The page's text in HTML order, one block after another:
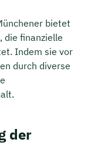
bietet
, die finanzielle
Indem sie vor
durch diverse
der